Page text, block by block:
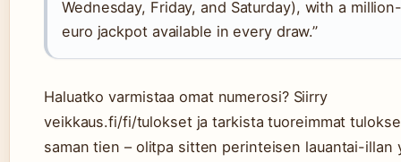
Wednesday, Friday, and Saturday), with a
euro jackpot available in every draw.”
Haluatko varmistaa omat numerosi? Siirry
veikkaus.fi/fi/tulokset ja tarkista tuoreimmat
saman tien – olitpa sitten perinteisen lauantai-illan